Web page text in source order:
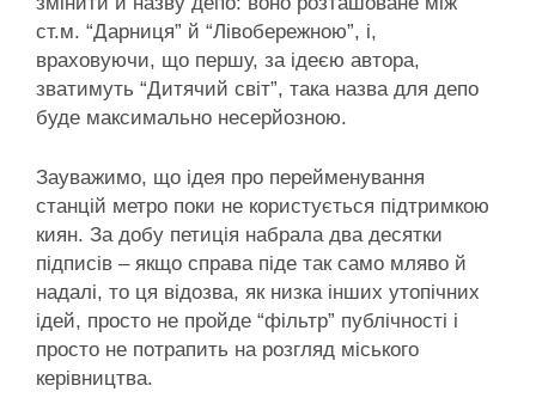
ст.м. “Дарниця” й “Лівобережною”, і,
враховуючи, що першу, за ідеєю автора,
зватимуть “Дитячий світ”, така назва для депо
буде максимально несерйозною.
Зауважимо, що ідея про перейменування
станцій метро поки не користується підтримкою
киян. За добу петиція набрала два десятки
підписів – якщо справа піде так само мляво й
надалі, то ця відозва, як низка інших утопічних
ідей, просто не пройде “фільтр” публічності і
просто не потрапить на розгляд міського
керівництва.